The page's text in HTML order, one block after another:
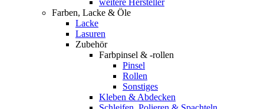
weitere Hersteller
Farben, Lacke & Öle
Lacke
Lasuren
Zubehör
Farbpinsel & -rollen
Pinsel
Rollen
Sonstiges
Kleben & Abdecken